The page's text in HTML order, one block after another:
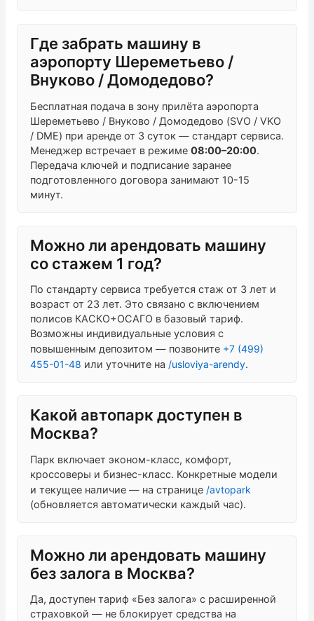
Где забрать машину в
аэропорту Шереметьево /
Внуково / Домодедово?
Бесплатная подача в зону прилёта аэропорта
Шереметьево / Внуково / Домодедово (SVO / VKO
/ DME) при аренде от 3 суток — стандарт сервиса.
Менеджер встречает в режиме 08:00–20:00.
Передача ключей и подписание заранее
подготовленного договора занимают 10-15
минут.
Можно ли арендовать машину
со стажем 1 год?
По стандарту сервиса требуется стаж от 3 лет и
возраст от 23 лет. Это связано с включением
полисов КАСКО+ОСАГО в базовый тариф.
Возможны индивидуальные условия с
повышенным депозитом — позвоните +7 (499)
455-01-48 или уточните на /usloviya-arendy.
Какой автопарк доступен в
Москва?
Парк включает эконом-класс, комфорт,
кроссоверы и бизнес-класс. Конкретные модели
и текущее наличие — на странице /avtopark
(обновляется автоматически каждый час).
Можно ли арендовать машину
без залога в Москва?
Да, доступен тариф «Без залога» с расширенной
страховкой — не блокирует средства на